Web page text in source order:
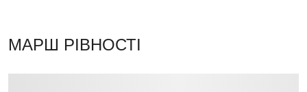
МАРШ РІВНОСТІ